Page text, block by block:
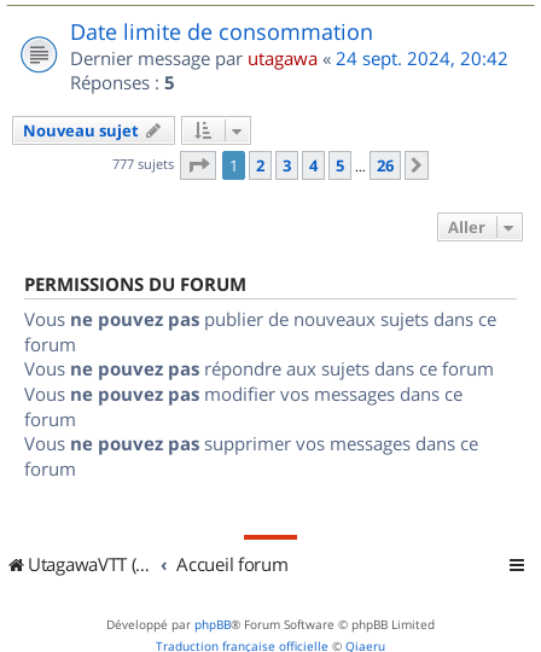
Date limite de consommation
Dernier message par utagawa « 24 sept. 2024, 20:42
Réponses : 5
Nouveau sujet
777 sujets Page 1sur
1 2 3 4 5 … 26
Aller
PERMISSIONS DU FORUM
Vous ne pouvez pas publier de nouveaux sujets dans ce
forum
Vous ne pouvez pas répondre aux sujets dans ce forum
Vous ne pouvez pas modifier vos messages dans ce
forum
Vous ne pouvez pas supprimer vos messages dans ce
forum
UtagawaVTT (Randos VTT et VTTAE avec traces GPS) Accueil forum
Développé par phpBB® Forum Software © phpBB Limited
Traduction française officielle © Qiaeru